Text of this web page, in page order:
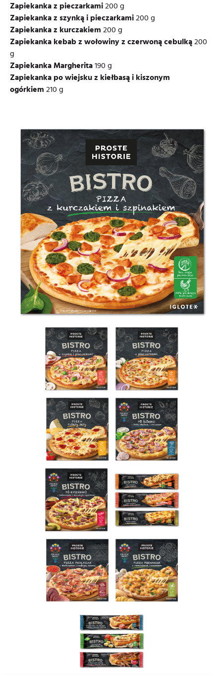
Zapiekanka z pieczarkami 200 g
Zapiekanka z szynką i pieczarkami 200 g
Zapiekanka z kurczakiem 200 g
Zapiekanka kebab z wołowiny z czerwoną cebulką 200
g
Zapiekanka Margherita 190 g
Zapiekanka po wiejsku z kiełbasą i kiszonym
ogórkiem 210 g